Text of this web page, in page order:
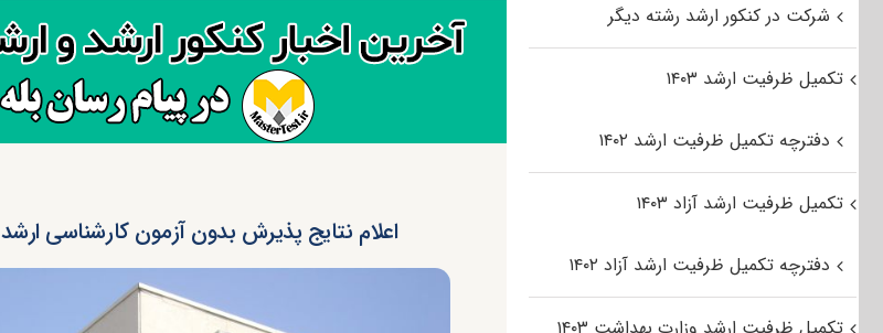
اعلام نتایج پذیرش بدون آزمون کارشناسی ارشد ۱۳۹۵ دانشگاه تبریز
شرکت در کنکور ارشد رشته دیگر
تکمیل ظرفیت ارشد ۱۴۰۳
دفترچه تکمیل ظرفیت ارشد ۱۴۰۲
تکمیل ظرفیت ارشد آزاد ۱۴۰۳
دفترچه تکمیل ظرفیت ارشد آزاد ۱۴۰۲